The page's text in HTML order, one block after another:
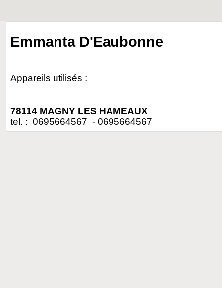
Emmanta D'Eaubonne
Appareils utilisés :
78114 MAGNY LES HAMEAUX
tel. : 0695664567 - 0695664567